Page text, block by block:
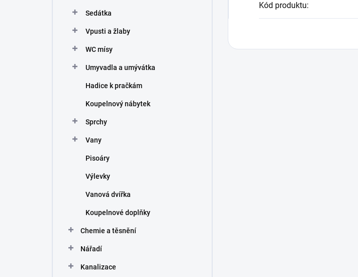
Sedátka
Vpusti a žlaby
WC mísy
Umyvadla a umývátka
Hadice k pračkám
Koupelnový nábytek
Sprchy
Vany
Pisoáry
Výlevky
Vanová dvířka
Koupelnové doplňky
Chemie a těsnění
Nářadí
Kanalizace
Kód produktu: